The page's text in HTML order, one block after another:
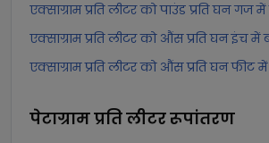
एक्साग्राम प्रति लीटर को पाउंड प्रति घन गज
एक्साग्राम प्रति लीटर को औंस प्रति घन इंच में
एक्साग्राम प्रति लीटर को औंस प्रति घन फीट
पेटाग्राम प्रति लीटररूपांतरण